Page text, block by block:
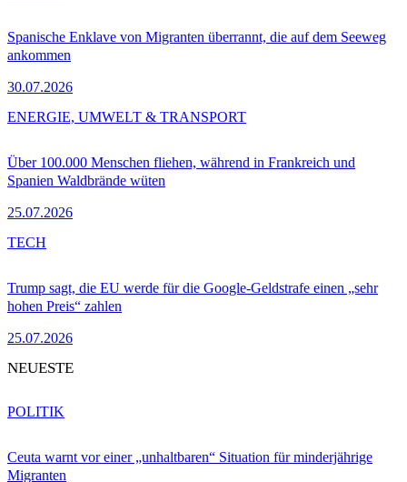
Spanische Enklave von Migranten überrannt, die auf dem Seeweg
ankommen
30.07.2026
Über 100.000 Menschen fliehen, während in Frankreich und
Spanien Waldbrände wüten
25.07.2026
ENERGIE, UMWELT & TRANSPORT
Trump sagt, die EU werde für die Google-Geldstrafe einen „sehr
hohen Preis“ zahlen
25.07.2026
TECH
NEUESTE
Ceuta warnt vor einer „unhaltbaren“ Situation für minderjährige
Migranten
POLITIK